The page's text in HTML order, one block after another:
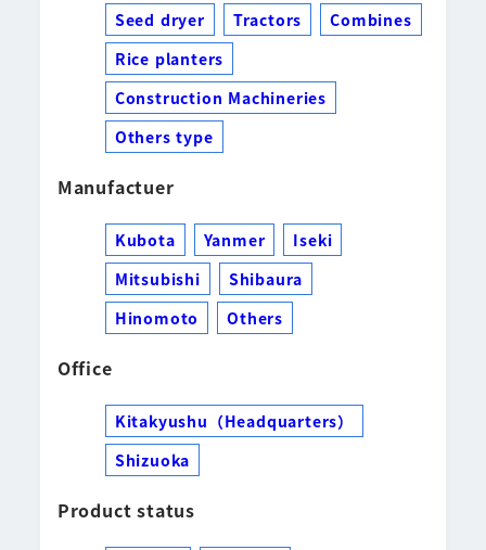
Seed dryer Tractors
Combines
Rice planters
Construction Machineries
Others type
Manufactuer
Kubota Yanmer
Iseki
Mitsubishi
Shibaura
Hinomoto
Others
Office
Kitakyushu（Headquarters）
Shizuoka
Product status